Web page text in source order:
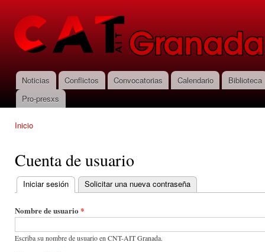
CNT-AIT
Granada
Menú principal
Noticias Conflictos Convocatorias Calendario
Biblioteca
Pro-presxs
Inicio
Cuenta de usuario
Solapas principales
Iniciar sesión (solapa activa)
Solicitar una nueva contraseña
Nombre de usuario *
Escriba su nombre de usuario en CNT-AIT Granada.